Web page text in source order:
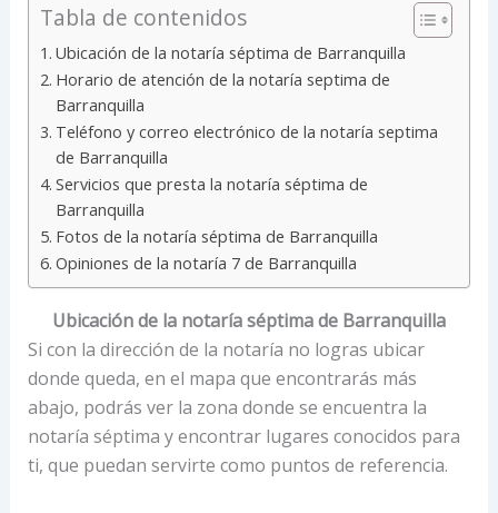
Tabla de contenidos
Ubicación de la notaría séptima de Barranquilla
Horario de atención de la notaría septima de
Barranquilla
Teléfono y correo electrónico de la notaría septima
de Barranquilla
Servicios que presta la notaría séptima de
Barranquilla
Fotos de la notaría séptima de Barranquilla
Opiniones de la notaría 7 de Barranquilla
Ubicación de la notaría séptima de Barranquilla
Si con la dirección de la notaría no logras ubicar
donde queda, en el mapa que encontrarás más
abajo, podrás ver la zona donde se encuentra la
notaría séptima y encontrar lugares conocidos para
ti, que puedan servirte como puntos de referencia.